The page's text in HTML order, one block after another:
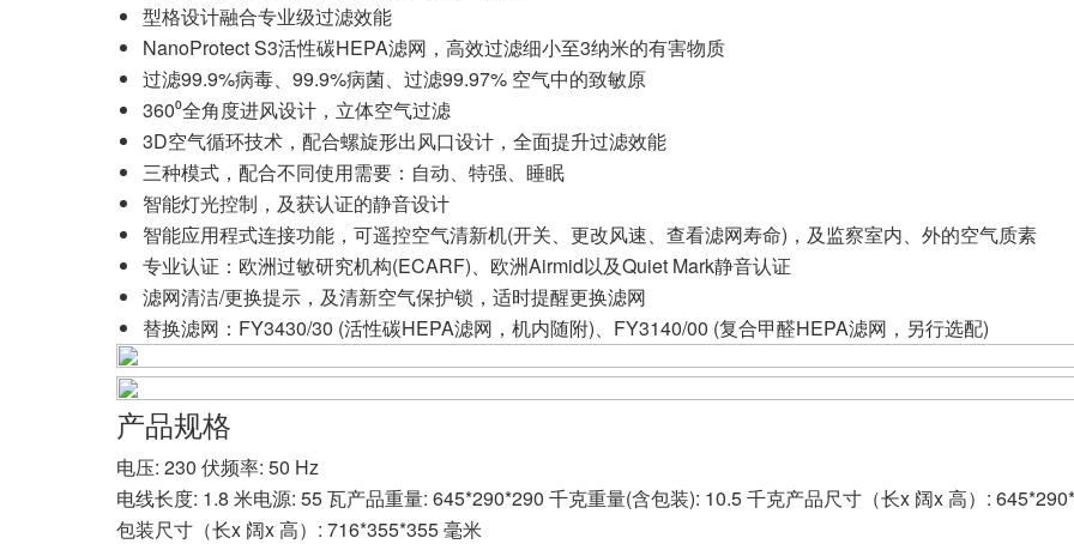
型格设计融合专业级过滤效能
NanoProtect S3活性碳HEPA滤网，高效过滤细小至3纳米的有害物质
过滤99.9%病毒、99.9%病菌、过滤99.97% 空气中的致敏原
360⁰全角度进风设计，立体空气过滤
3D空气循环技术，配合螺旋形出风口设计，全面提升过滤效能
三种模式，配合不同使用需要：自动、特强、睡眠
智能灯光控制，及获认证的静音设计
智能应用程式连接功能，可遥控空气清新机(开关、更改风速、查看滤网寿命)，及监察室内、外的空气质素
专业认证：欧洲过敏研究机构(ECARF)、欧洲Airmid以及Quiet Mark静音认证
滤网清洁/更换提示，及清新空气保护锁，适时提醒更换滤网
替换滤网：FY3430/30 (活性碳HEPA滤网，机内随附)、FY3140/00 (复合甲醛HEPA滤网，另行选配)
产品规格
电压: 230 伏频率: 50 Hz
电线长度: 1.8 米电源: 55 瓦产品重量: 645*290*290 千克重量(含包装): 10.5 千克产品尺寸（长x 阔x 高）:
包装尺寸（长x 阔x 高）: 716*355*355 毫米